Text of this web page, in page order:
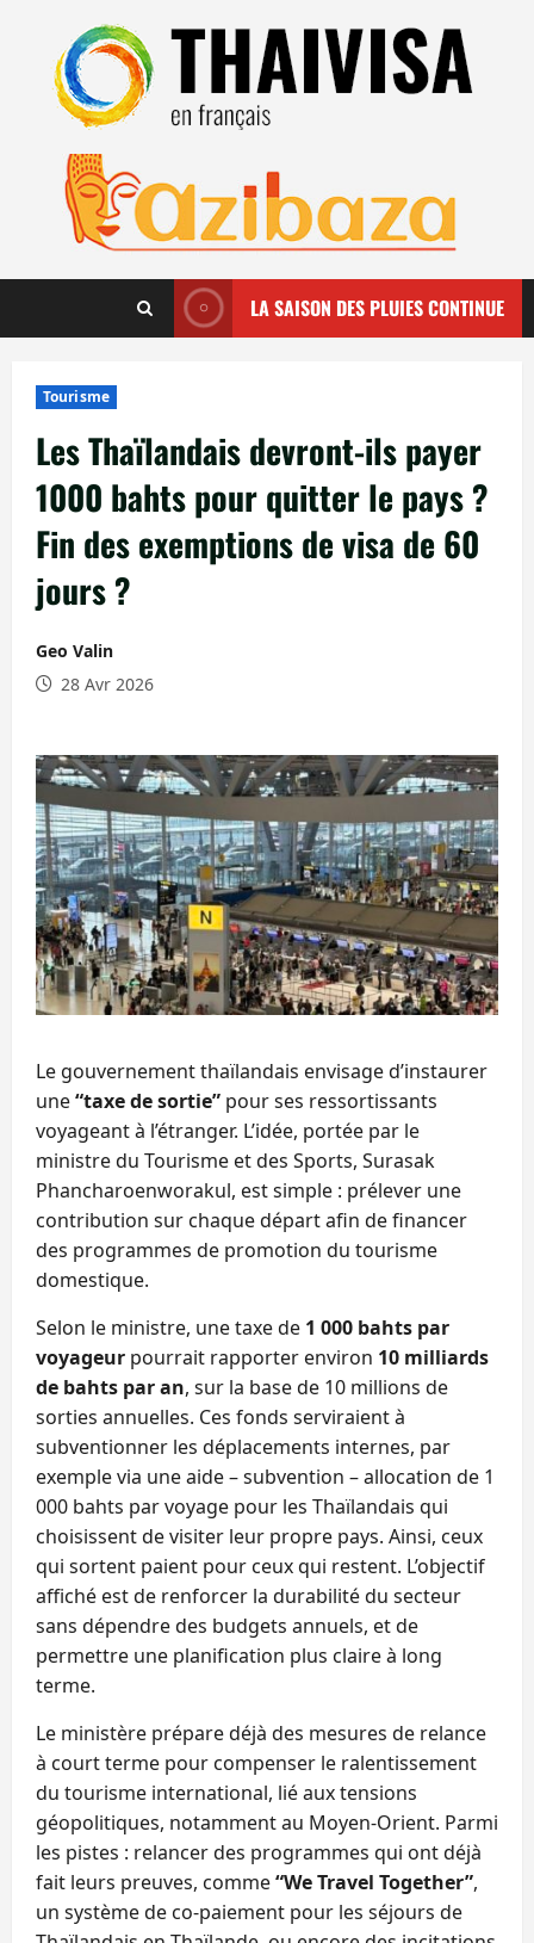
contenu
LA SAISON DES PLUIES CONTINUE
Tourisme
Les Thaïlandais devront-ils payer
1000 bahts pour quitter le pays ?
Fin des exemptions de visa de 60
jours ?
Geo Valin
28 Avr 2026
Le gouvernement thaïlandais envisage d’instaurer
une“taxe de sortie” pour ses ressortissants
voyageant à l’étranger. L’idée, portée par le
ministre du Tourisme et des Sports, Surasak
Phancharoenworakul, est simple : prélever une
contribution sur chaque départ afin de financer
des programmes de promotion du tourisme
domestique.
Selon le ministre, une taxe de 1 000 bahts par
voyageur pourrait rapporter environ 10 milliards
de bahts par an, sur la base de 10 millions de
sorties annuelles. Ces fonds serviraient à
subventionner les déplacements internes, par
exemple via une aide – subvention – allocation de 1
000 bahts par voyage pour les Thaïlandais qui
choisissent de visiter leur propre pays. Ainsi, ceux
qui sortent paient pour ceux qui restent. L’objectif
affiché est de renforcer la durabilité du secteur
sans dépendre des budgets annuels, et de
permettre une planification plus claire à long
terme.
Le ministère prépare déjà des mesures de relance
à court terme pour compenser le ralentissement
du tourisme international, lié aux tensions
géopolitiques, notamment au Moyen‑Orient. Parmi
les pistes : relancer des programmes qui ont déjà
fait leurs preuves, comme“We Travel Together”,
un système de co‑paiement pour les séjours de